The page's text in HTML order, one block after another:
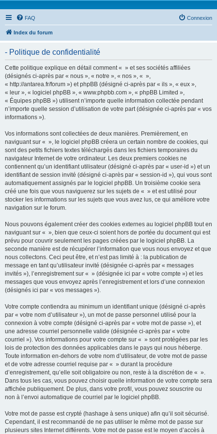
FAQ Connexion
Index du forum
- Politique de confidentialité
Cette politique explique en détail comment « » et ses sociétés affiliées
(désignés ci-après par « nous », « notre », « nos », « »,
« http://antarea.fr/forum ») et phpBB (désigné ci-après par « ils », « eux »,
« leur », « logiciel phpBB », « www.phpbb.com », « phpBB Limited »,
« Équipes phpBB ») utilisent n’importe quelle information collectée pendant
n’importe quelle session d’utilisation de votre part (désignée ci-après par « vos
informations »).
Vos informations sont collectées de deux manières. Premièrement, en
naviguant sur « », le logiciel phpBB créera un certain nombre de cookies, qui
sont des petits fichiers textes téléchargés dans les fichiers temporaires du
navigateur Internet de votre ordinateur. Les deux premiers cookies ne
contiennent qu’un identifiant utilisateur (désigné ci-après par « user-id ») et un
identifiant de session invité (désigné ci-après par « session-id »), qui vous sont
automatiquement assignés par le logiciel phpBB. Un troisième cookie sera
créé une fois que vous naviguerez sur les sujets de « » et est utilisé pour
stocker les informations sur les sujets que vous avez lus, ce qui améliore votre
navigation sur le forum.
Nous pouvons également créer des cookies externes au logiciel phpBB tout en
naviguant sur « », bien que ceux-ci soient hors de portée du document qui est
prévu pour couvrir seulement les pages créées par le logiciel phpBB. La
seconde manière est de récupérer l’information que vous nous envoyez et que
nous collectons. Ceci peut être, et n’est pas limité à : la publication de
message en tant qu’utilisateur invité (désignée ci-après par « messages
invités »), l’enregistrement sur « » (désignée ici par « votre compte ») et les
messages que vous envoyez après l’enregistrement et lors d’une connexion
(désignés ici par « vos messages »).
Votre compte contiendra au minimum un identifiant unique (désigné ci-après
par « votre nom d’utilisateur »), un mot de passe personnel utilisé pour la
connexion à votre compte (désigné ci-après par « votre mot de passe »), et
une adresse courriel personnelle valide (désignée ci-après par « votre
courriel »). Vos informations pour votre compte sur « » sont protégées par les
lois de protection des données applicables dans le pays qui nous héberge.
Toute information en-dehors de votre nom d’utilisateur, de votre mot de passe
et de votre adresse courriel requise par « » durant la procédure
d’enregistrement, qu’elle soit obligatoire ou non, reste à la discrétion de « ».
Dans tous les cas, vous pouvez choisir quelle information de votre compte sera
affichée publiquement. De plus, dans votre profil, vous pouvez souscrire ou
non à l’envoi automatique de courriel par le logiciel phpBB.
Votre mot de passe est crypté (hashage à sens unique) afin qu’il soit sécurisé.
Cependant, il est recommandé de ne pas utiliser le même mot de passe sur
plusieurs sites Internet différents. Votre mot de passe est le moyen d’accès à